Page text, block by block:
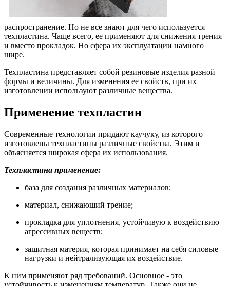
распространение. Но не все знают для чего используется
техпластина. Чаще всего, ее применяют для снижения трения
и вместо прокладок. Но сфера их эксплуатации намного
шире.
Техпластина представляет собой резиновые изделия разной
формы и величины. Для изменения ее свойств, при их
изготовлении используют различные вещества.
Применение техпластин
Современные технологии придают каучуку, из которого
изготовлены техпластины различные свойства. Этим и
объясняется широкая сфера их использования.
Техпластина применение:
база для создания различных материалов;
материал, снижающий трение;
прокладка для уплотнения, устойчивую к воздействию
агрессивных веществ;
защитная материя, которая принимает на себя силовые
нагрузки и нейтрализующая их воздействие.
К ним применяют ряд требований. Основное - это